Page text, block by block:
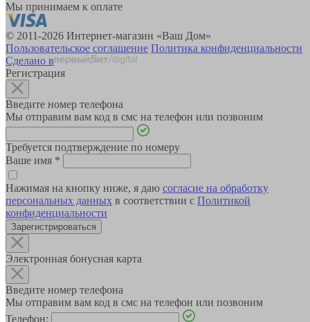
Мы принимаем к оплате
© 2011-2026 Интернет-магазин «Ваш Дом»
Пользовательское соглашение Политика конфиденциальности
Сделано в
Регистрация
Введите номер телефона
Мы отправим вам код в смс на телефон или позвоним
Требуется подтверждение по номеру
Ваше имя *
Нажимая на кнопку ниже, я даю согласие на обработку
персональных данных в соответствии с Политикой
конфиденциальности
Зарегистрироваться
Электронная бонусная карта
Введите номер телефона
Мы отправим вам код в смс на телефон или позвоним
Телефон: